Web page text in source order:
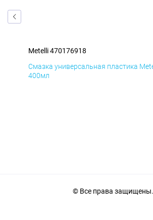
Metelli 470176918
Смазка универсальная пластика
400мл
© Все права защищены.